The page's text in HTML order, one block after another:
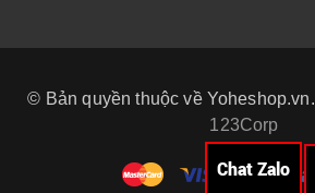
Chat Zalo
© Bản quyền thuộc về Yoheshop.vn.
123Corp